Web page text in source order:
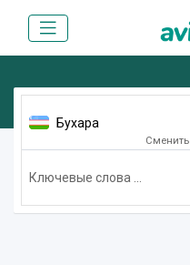
Бухара
Сменить